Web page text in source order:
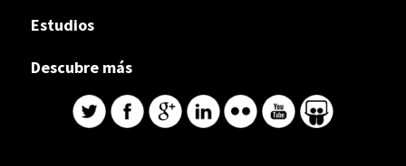
Estudios
Descubre más